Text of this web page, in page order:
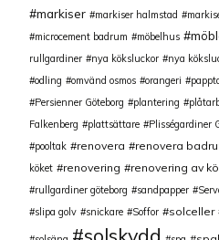
markiser markiser halmstad
microcement badrum
möbelhus
rullgardiner
nya köksluckor nya
odling
omvänd osmos orangeri
Persienner Göteborg
plantering
Falkenberg
plattsättare Plisségardiner
pooltak
renovera renovera
köket
renovering renovering av
rullgardiner göteborg
sandpapper
slipa golv
snickare Soffor solceller
solskydd